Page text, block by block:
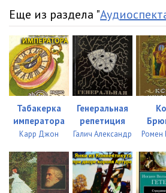
Еще из раздела "
Табакерка
императора
Карр Джон
Генеральная
репетиция
Галич Александр Ромен